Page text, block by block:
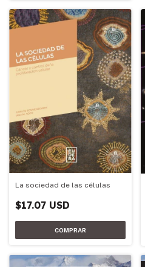
La sociedad de las células
$17.07 USD